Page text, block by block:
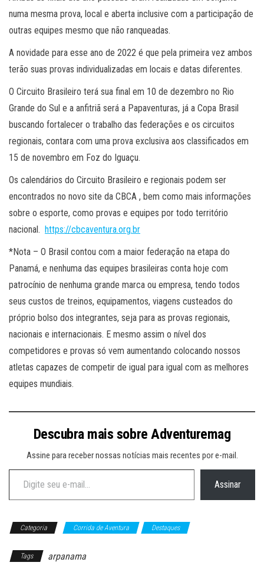
numa mesma prova, local e aberta inclusive com a participação de
outras equipes mesmo que não ranqueadas.
A novidade para esse ano de 2022 é que pela primeira vez ambos
terão suas provas individualizadas em locais e datas diferentes.
O Circuito Brasileiro terá sua final em 10 de dezembro no Rio
Grande do Sul e a anfitriã será a Papaventuras, já a Copa Brasil
buscando fortalecer o trabalho das federações e os circuitos
regionais, contara com uma prova exclusiva aos classificados em
15 de novembro em Foz do Iguaçu.
Os calendários do Circuito Brasileiro e regionais podem ser
encontrados no novo site da CBCA , bem como mais informações
sobre o esporte, como provas e equipes por todo território
nacional. https://cbcaventura.org.br
*Nota – O Brasil contou com a maior federação na etapa do
Panamá, e nenhuma das equipes brasileiras conta hoje com
patrocínio de nenhuma grande marca ou empresa, tendo todos
seus custos de treinos, equipamentos, viagens custeados do
próprio bolso dos integrantes, seja para as provas regionais,
nacionais e internacionais. E mesmo assim o nível dos
competidores e provas só vem aumentando colocando nossos
atletas capazes de competir de igual para igual com as melhores
equipes mundiais.
Descubra mais sobre Adventuremag
Assine para receber nossas notícias mais recentes por e-mail.
Digite seu e-mail…
Assinar
Categoria Corrida de Aventura Destaques
Tags arpanama